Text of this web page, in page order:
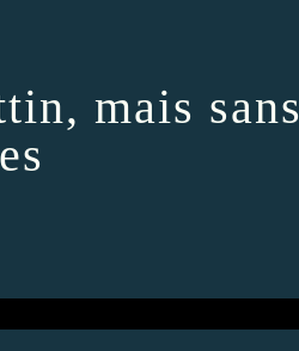
mais sans